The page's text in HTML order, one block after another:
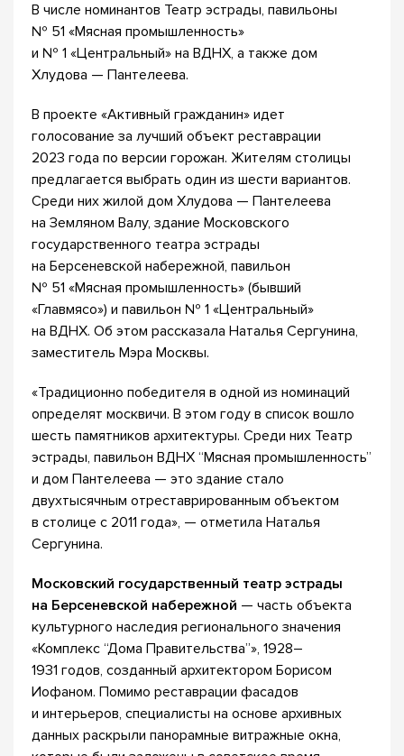
В числе номинантов Театр эстрады, павильоны
№ 51 «Мясная промышленность»
и № 1 «Центральный» на ВДНХ, а также дом
Хлудова — Пантелеева.
В проекте «Активный гражданин» идет
голосование за лучший объект реставрации
2023 года по версии горожан. Жителям столицы
предлагается выбрать один из шести вариантов.
Среди них жилой дом Хлудова — Пантелеева
на Земляном Валу, здание Московского
государственного театра эстрады
на Берсеневской набережной, павильон
№ 51 «Мясная промышленность» (бывший
«Главмясо») и павильон № 1 «Центральный»
на ВДНХ. Об этом рассказала Наталья Сергунина,
заместитель Мэра Москвы.
«Традиционно победителя в одной из номинаций
определят москвичи. В этом году в список вошло
шесть памятников архитектуры. Среди них Театр
эстрады, павильон ВДНХ “Мясная промышленность”
и дом Пантелеева — это здание стало
двухтысячным отреставрированным объектом
в столице с 2011 года», — отметила Наталья
Сергунина.
Московский государственный театр эстрады
на Берсеневской набережной — часть объекта
культурного наследия регионального значения
«Комплекс “Дома Правительства”», 1928–
1931 годов, созданный архитектором Борисом
Иофаном. Помимо реставрации фасадов
и интерьеров, специалисты на основе архивных
данных раскрыли панорамные витражные окна,